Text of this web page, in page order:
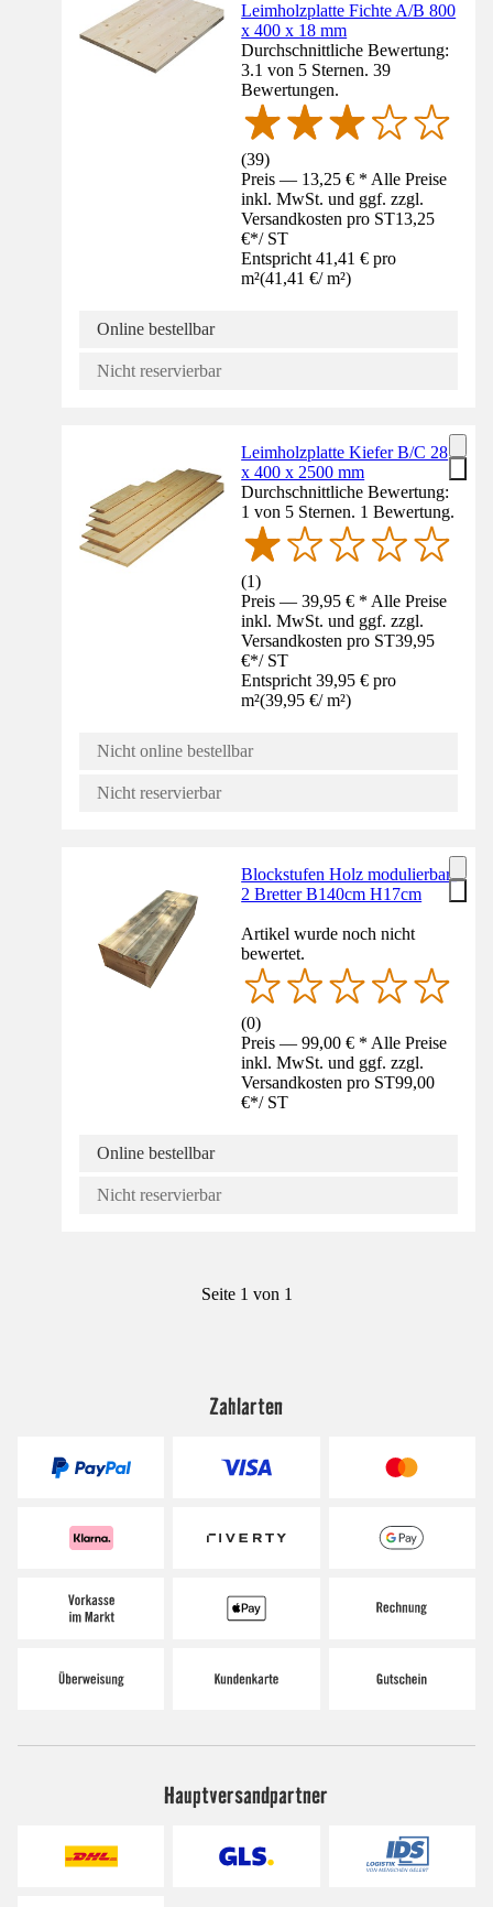
Leimholzplatte Fichte A/B 800
x 400 x 18 mm
Durchschnittliche Bewertung:
3.1 von 5 Sternen. 39
Bewertungen.
(39)
Preis — 13,25 € * Alle Preise
inkl. MwSt. und ggf. zzgl.
Versandkosten pro ST13,25
€*/ ST
Entspricht 41,41 € pro
m²(41,41 €/ m²)
Online bestellbar
Nicht reservierbar
Leimholzplatte Kiefer B/C 28
x 400 x 2500 mm
Durchschnittliche Bewertung:
1 von 5 Sternen. 1 Bewertung.
(1)
Preis — 39,95 € * Alle Preise
inkl. MwSt. und ggf. zzgl.
Versandkosten pro ST39,95
€*/ ST
Entspricht 39,95 € pro
m²(39,95 €/ m²)
Nicht online bestellbar
Nicht reservierbar
Blockstufen Holz modulierbar-
2 Bretter B140cm H17cm
Artikel wurde noch nicht
bewertet.
(0)
Preis — 99,00 € * Alle Preise
inkl. MwSt. und ggf. zzgl.
Versandkosten pro ST99,00
€*/ ST
Online bestellbar
Nicht reservierbar
Seite 1 von 1
Zahlarten
Hauptversandpartner